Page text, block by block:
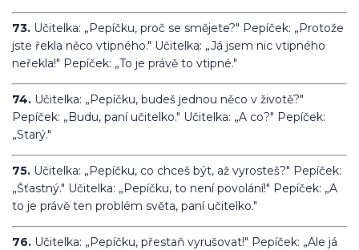
73. Učitelka: „Pepíčku, proč se smějete?" Pepíček: „Protože
jste řekla něco vtipného." Učitelka: „Já jsem nic vtipného
neřekla!" Pepíček: „To je právě to vtipné."
74. Učitelka: „Pepíčku, budeš jednou něco v životě?"
Pepíček: „Budu, paní učitelko." Učitelka: „A co?" Pepíček:
„Starý."
75. Učitelka: „Pepíčku, co chceš být, až vyrosteš?" Pepíček:
„Šťastný." Učitelka: „Pepíčku, to není povolání!" Pepíček: „A
to je právě ten problém světa, paní učitelko."
76. Učitelka: „Pepíčku, přestaň vyrušovat!" Pepíček: „Ale já